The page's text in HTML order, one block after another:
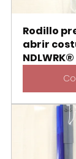
Rodillo
abrir
NDLWRK®